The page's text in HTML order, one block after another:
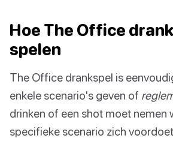
Hoe The Office
spelen
The Office drankspel is
enkele scenario's geven of
drinken of een shot moet nemen
specifieke scenario zich